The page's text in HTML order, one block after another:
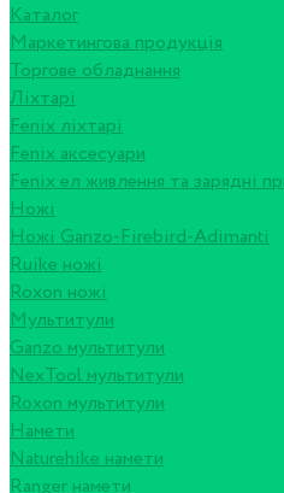
Каталог
Маркетингова продукція
Торгове обладнання
Ліхтарі
Fenix ліхтарі
Fenix аксесуари
Fenix ел живлення та зарядні
Ножі
Ножі Ganzo-Firebird-Adimanti
Ruike ножі
Roxon ножi
Мультитули
Ganzo мультитули
NexTool мультитули
Roxon мультитули
Намети
Naturehike намети
Ranger намети